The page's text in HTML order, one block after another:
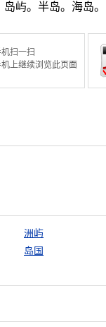
屿。半岛。海岛
扫一扫
上继续浏览此页面
洲屿
岛国